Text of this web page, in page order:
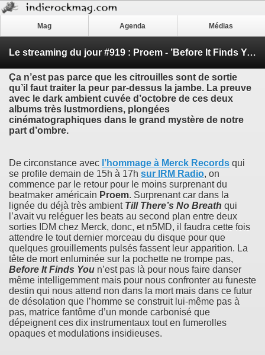
Mag Agenda Médias
Le streaming du jour #919 : Proem - ’Before It Finds You’ & Atrium Carceri - ’The Untold’
Ça n’est pas parce que les citrouilles sont de sortie
qu’il faut traiter la peur par-dessus la jambe. La preuve
avec le dark ambient cuvée d’octobre de ces deux
albums très lustmordiens, plongées
cinématographiques dans le grand mystère de notre
part d’ombre.
De circonstance avec l’hommage à Merck Records qui
se profile demain de 15h à 17h sur IRM Radio, on
commence par le retour pour le moins surprenant du
beatmaker américain Proem. Surprenant car dans la
lignée du déjà très ambient Till There’s No Breath qui
l’avait vu reléguer les beats au second plan entre deux
sorties IDM chez Merck, donc, et n5MD, il faudra cette fois
attendre le tout dernier morceau du disque pour que
quelques grouillements pulsés fassent leur apparition. La
tête de mort enluminée sur la pochette ne trompe pas,
Before It Finds You n’est pas là pour nous faire danser
même intelligemment mais pour nous confronter au funeste
destin qui nous attend non dans la mort mais dans ce futur
de désolation que l’homme se construit lui-même pas à
pas, matrice fantôme d’un monde carbonisé que
dépeignent ces dix instrumentaux tout en fumerolles
opaques et modulations insidieuses.